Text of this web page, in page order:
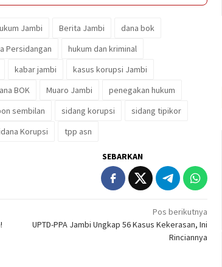
Jambi Berita Jambi
dana bok
Persidangan
hukum dan kriminal
kabar jambi
kasus korupsi Jambi
BOK Muaro Jambi
penegakan hukum
sembilan sidang korupsi
sidang tipikor
Korupsi tpp asn
SEBARKAN
Pos berikutnya
UPTD-PPA Jambi Ungkap 56 Kasus Kekerasan, Ini
Rinciannya